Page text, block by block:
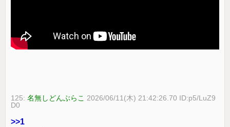
125:名無しどんぶらこ 2026/06/11(木) 21:42:26.70 ID:p5/LuZ9
D0
>>1